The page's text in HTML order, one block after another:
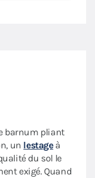
barnum pliant
un lestageà
du sol le
exigé. Quand